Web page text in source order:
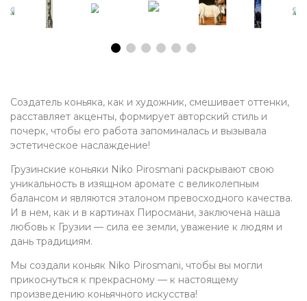
Создатель коньяка, как и художник, смешивает оттенки,
расставляет акценты, формирует авторский стиль и
почерк, чтобы его работа запоминалась и вызывала
эстетическое наслаждение!
Грузинские коньяки Niko Pirosmani раскрывают свою
уникальность в изящном аромате с великолепным
балансом и являются эталоном превосходного качества.
И в нем, как и в картинах Пиросмани, заключена наша
любовь к Грузии — сила ее земли, уважение к людям и
дань традициям.
Мы создали коньяк Niko Pirosmani, чтобы вы могли
прикоснуться к прекрасному — к настоящему
произведению коньячного искусства!